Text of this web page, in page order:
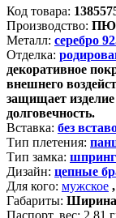
Код товара:
Производство:
Металл: серебро
Отделка:
декоративное
внешнего
защищает
долговечность.
Вставка: без
Тип плетения:
Тип замка:
Дизайн: цепные
Для кого: мужское ,
Габариты: Ширина
Паспорт. вес: 2.81